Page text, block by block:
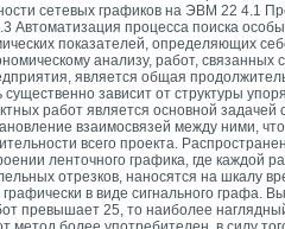
сетевых графиков на ЭВМ 22 4.1
процесса поиска
показателей, определяющих
анализу, работ, связанных
является общая
зависит от структуры
работ является основной задачей
взаимосвязей между ними,
всего проекта.
ленточного графика, где каждой
отрезков, наносятся на шкалу
в виде сигнального графа.
превышает 25, то наиболее